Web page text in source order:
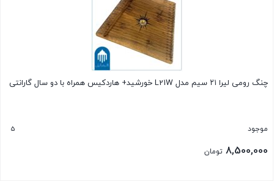
چنگ رومی لیرا ۲۱ سیم مدل L21W خورشید+ هاردکیس همراه با دو سال گارانتی
موجود 5
8,500,000 تومان